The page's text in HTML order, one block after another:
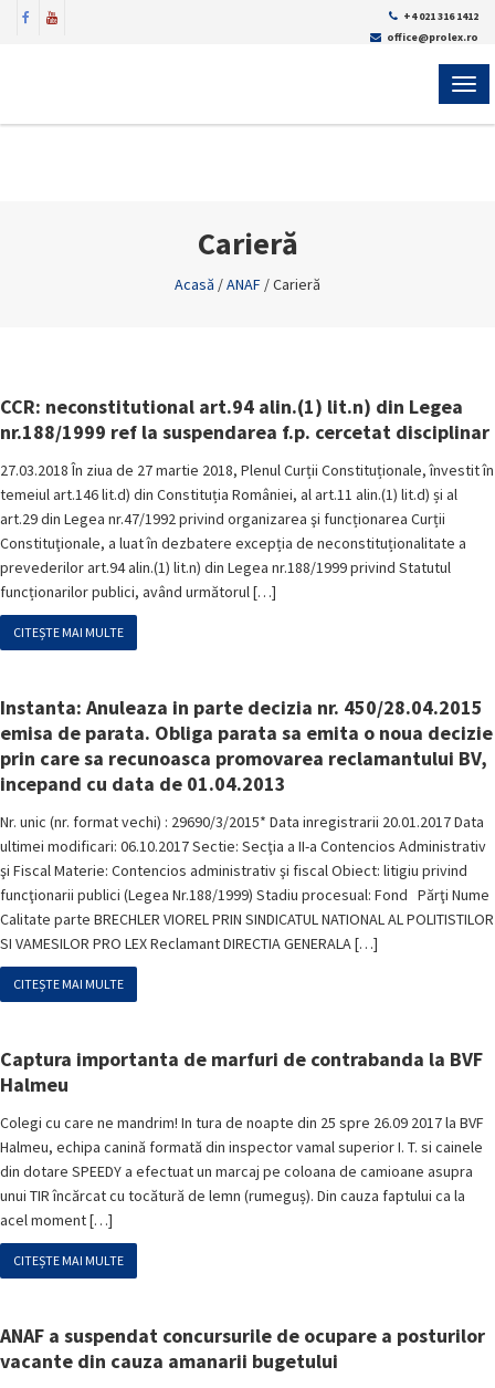
+4 021 316 1412
office@prolex.ro
Carieră
Acasă /ANAF /Carieră
CCR: neconstitutional art.94 alin.(1) lit.n) din Legea
nr.188/1999 ref la suspendarea f.p. cercetat disciplinar
27.03.2018 În ziua de 27 martie 2018, Plenul Curții Constituționale, învestit în
temeiul art.146 lit.d) din Constituția României, al art.11 alin.(1) lit.d) și al
art.29 din Legea nr.47/1992 privind organizarea şi funcționarea Curții
Constituţionale, a luat în dezbatere excepția de neconstituționalitate a
prevederilor art.94 alin.(1) lit.n) din Legea nr.188/1999 privind Statutul
funcționarilor publici, având următorul […]
CITEȘTE MAI MULTE
Instanta: Anuleaza in parte decizia nr. 450/28.04.2015
emisa de parata. Obliga parata sa emita o noua decizie
prin care sa recunoasca promovarea reclamantului BV,
incepand cu data de 01.04.2013
Nr. unic (nr. format vechi) : 29690/3/2015* Data inregistrarii 20.01.2017 Data
ultimei modificari: 06.10.2017 Sectie: Secţia a II-a Contencios Administrativ
şi Fiscal Materie: Contencios administrativ şi fiscal Obiect: litigiu privind
funcţionarii publici (Legea Nr.188/1999) Stadiu procesual: Fond Părţi Nume
Calitate parte BRECHLER VIOREL PRIN SINDICATUL NATIONAL AL POLITISTILOR
SI VAMESILOR PRO LEX Reclamant DIRECTIA GENERALA […]
CITEȘTE MAI MULTE
Captura importanta de marfuri de contrabanda la BVF
Halmeu
Colegi cu care ne mandrim! In tura de noapte din 25 spre 26.09 2017 la BVF
Halmeu, echipa canină formată din inspector vamal superior I. T. si cainele
din dotare SPEEDY a efectuat un marcaj pe coloana de camioane asupra
unui TIR încărcat cu tocătură de lemn (rumeguș). Din cauza faptului ca la
acel moment […]
CITEȘTE MAI MULTE
ANAF a suspendat concursurile de ocupare a posturilor
vacante din cauza amanarii bugetului